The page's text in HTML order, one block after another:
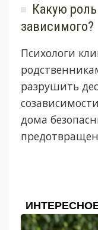
Какую
зависимого?
Психологи
разрушить
дома